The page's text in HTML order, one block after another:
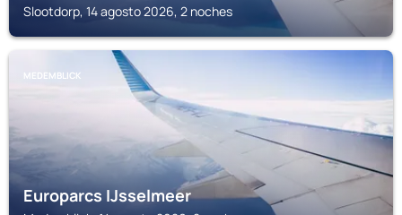
Slootdorp, 14 agosto 2026, 2 noches
MEDEMBLICK
Europarcs IJsselmeer